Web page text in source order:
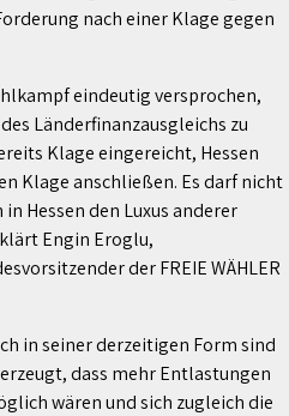
nach einer Klage gegen
eindeutig versprochen,
Länderfinanzausgleichs zu
Klage eingereicht, Hessen
Klage anschließen. Es darf nicht
Hessen den Luxus anderer
Engin Eroglu,
der FREIE WÄHLER
in seiner derzeitigen Form sind
dass mehr Entlastungen
wären und sich zugleich die